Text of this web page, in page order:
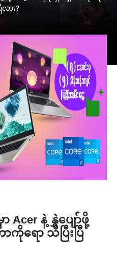
ြီလား?
နဲ့ နွှဲပျော်ဖို့
ရော သိပြီးပြီ